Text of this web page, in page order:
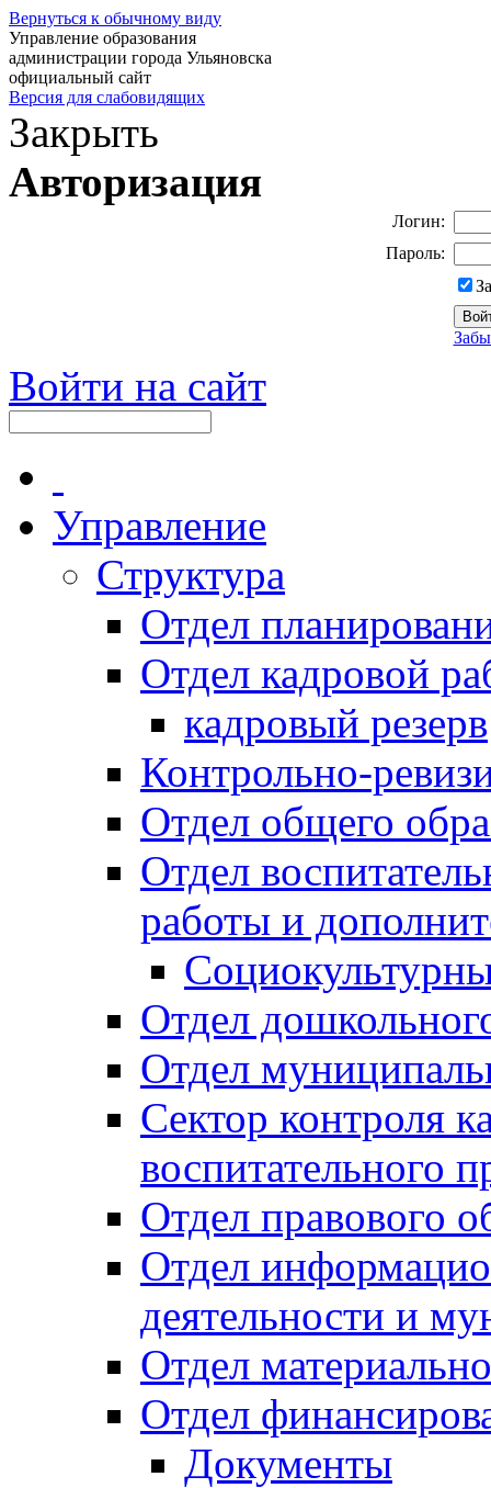
Вернуться к обычному виду
Управление образования
администрации города Ульяновска
официальный сайт
Версия для слабовидящих
Закрыть
Авторизация
Логин:
Пароль:
Войти на сайт
Управление
Структура
Отдел
Отдел кадровой
кадровый резерв
Контрольно-
Отдел общего
Отдел
работы и
Отдел
Отдел
Сектор контроля
воспитательного
Отдел правового
Отдел
деятельности и
Отдел
Отдел
Документы